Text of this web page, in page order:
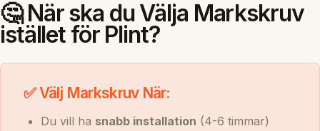
🤔 När ska du Välja Markskruv
istället för Plint?
✅ Välj Markskruv När:
Du vill ha snabb installation (4-6 timmar)